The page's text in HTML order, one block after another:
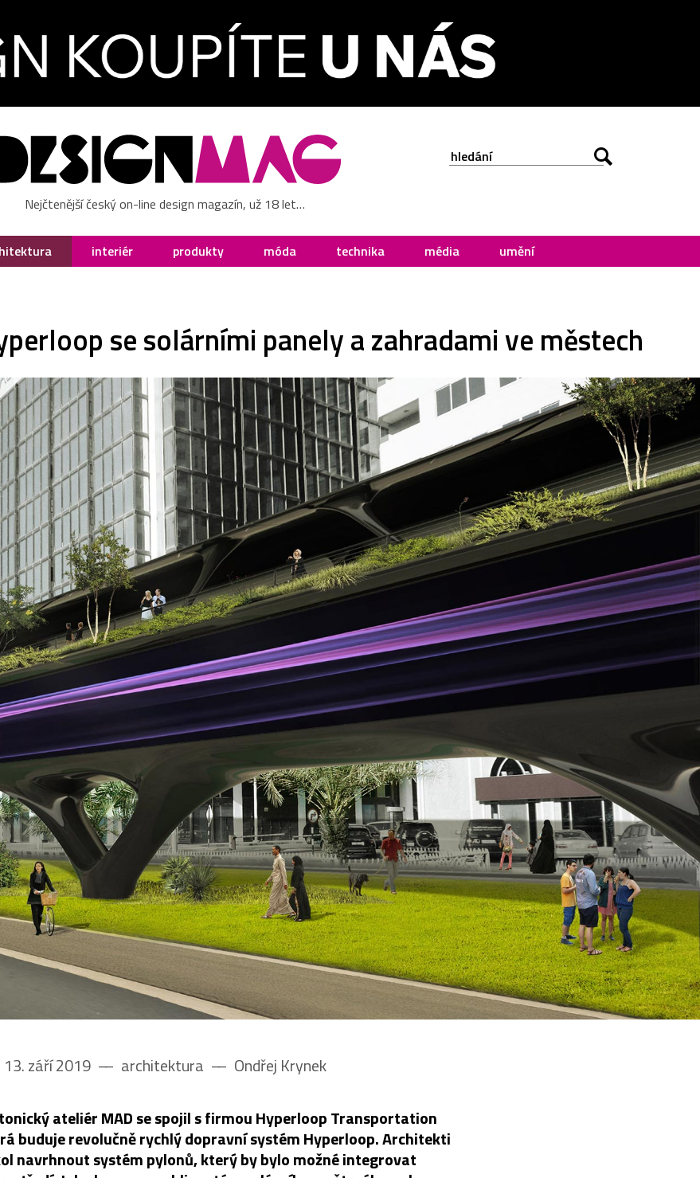
Nejčtenější český on-line design magazín, už 18 let…
interiér produkty móda technika média umění
se solárními panely a zahradami ve městech
13. září 2019 –– architektura –– Ondřej Krynek
ateliér MAD se spojil s firmou Hyperloop Transportation
buduje revolučně rychlý dopravní systém Hyperloop. Architekti
navrhnout systém pylonů, který by bylo možné integrovat